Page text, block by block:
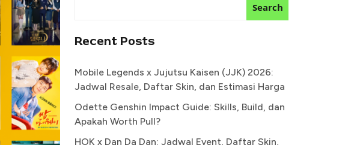
Search
Recent Posts
Mobile Legends x Jujutsu Kaisen (JJK) 2026:
Jadwal Resale, Daftar Skin, dan Estimasi Harga
Odette Genshin Impact Guide: Skills, Build, dan
Apakah Worth Pull?
HOK x Dan Da Dan: Jadwal Event, Daftar Skin,